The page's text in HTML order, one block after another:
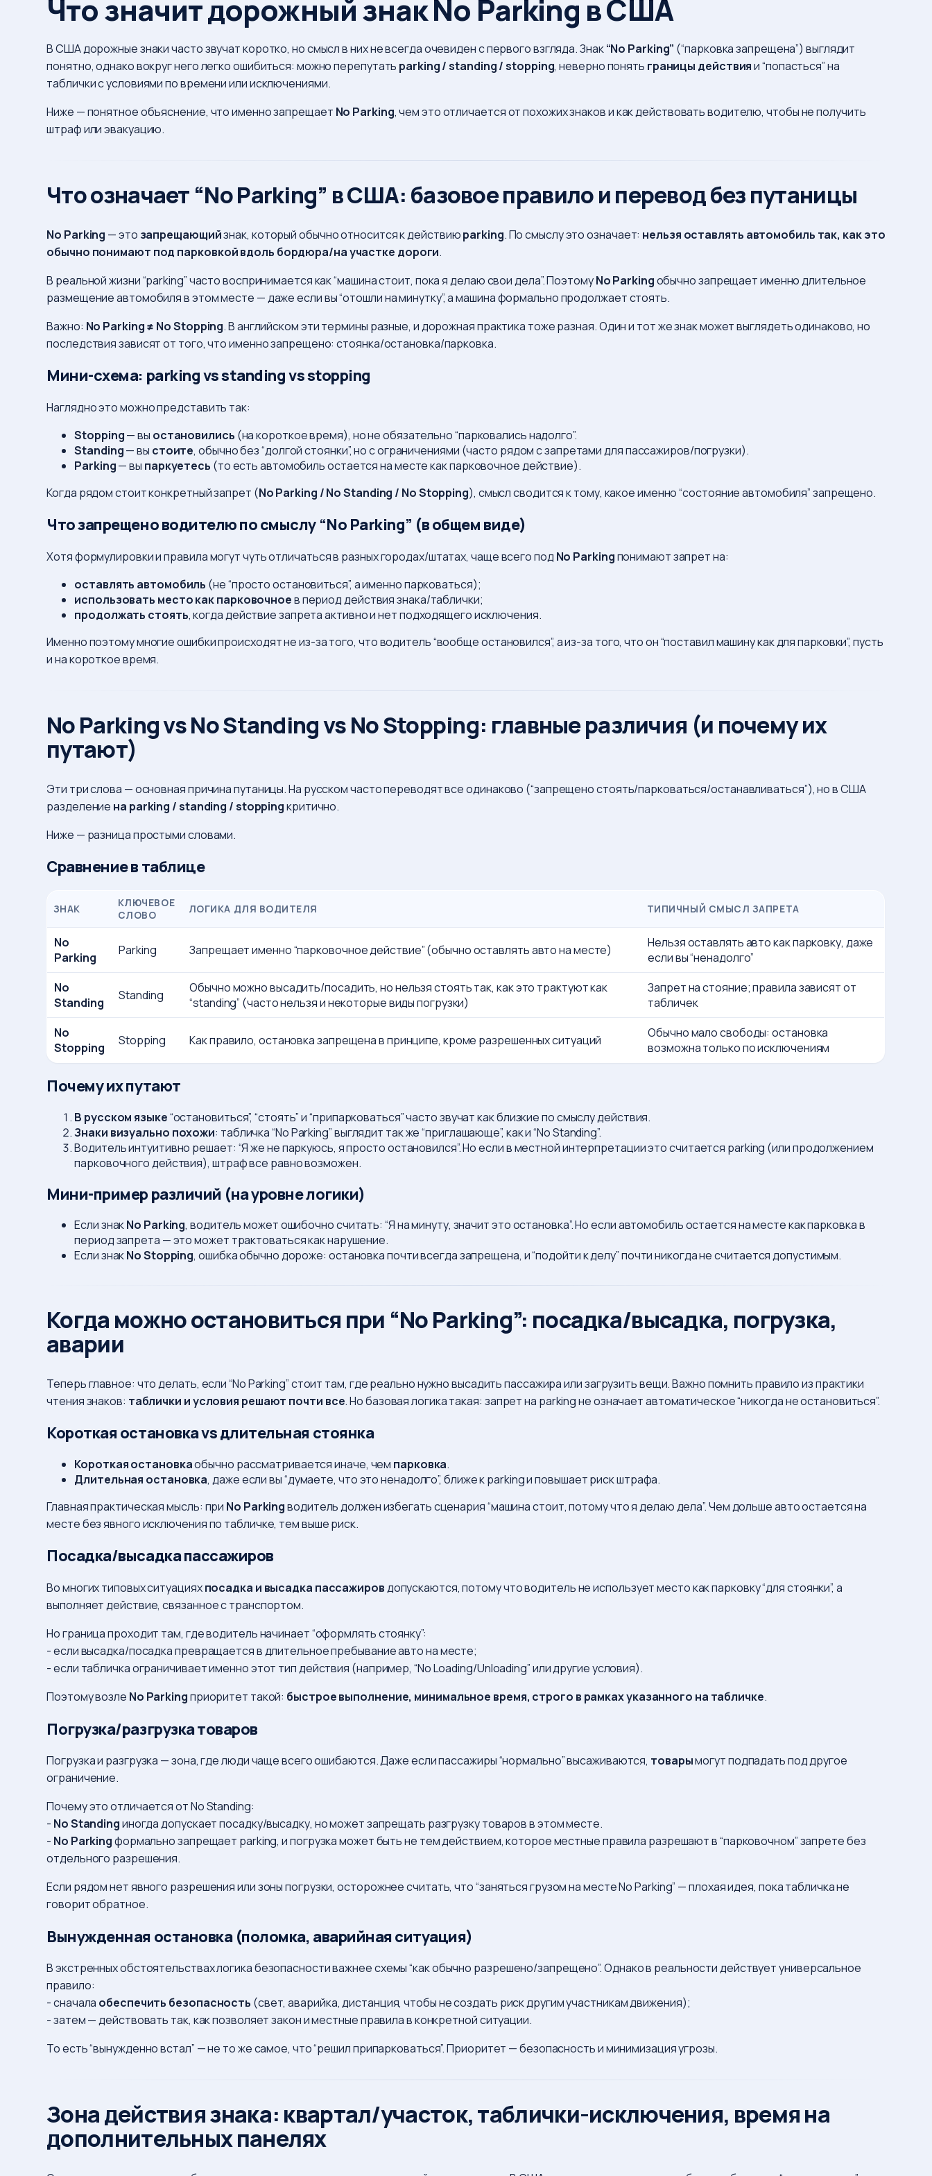
навигации
Что значит дорожный знак No Parking в США
В США дорожные знаки часто звучат коротко, но смысл в них не всегда очевиден с первого взгляда. Знак“No Parking” (“парковка запрещена”) выглядит
понятно, однако вокруг него легко ошибиться: можно перепутать parking / standing / stopping, неверно понять границы действияи “попасться” на
таблички с условиями по времени или исключениями.
Ниже — понятное объяснение, что именно запрещает No Parking, чем это отличается от похожих знаков и как действовать водителю, чтобы не получить
штраф или эвакуацию.
Что означает “No Parking” в США: базовое правило и перевод без путаницы
No Parking — это запрещающийзнак, который обычно относится к действиюparking. По смыслу это означает: нельзя оставлять автомобиль так, как это
обычно понимают под парковкой вдоль бордюра/на участке дороги.
В реальной жизни “parking” часто воспринимается как “машина стоит, пока я делаю свои дела”. ПоэтомуNo Parkingобычно запрещает именно длительное
размещение автомобиля в этом месте — даже если вы “отошли на минутку”, а машина формально продолжает стоять.
Важно: No Parking ≠ No Stopping. В английском эти термины разные, и дорожная практика тоже разная. Один и тот же знак может выглядеть одинаково, но
последствия зависят от того, что именно запрещено: стоянка/остановка/парковка.
Мини-схема: parking vs standing vs stopping
Наглядно это можно представить так:
Stopping— вы остановились (на короткое время), но не обязательно “парковались надолго”.
Standing— вы стоите, обычно без “долгой стоянки”, но с ограничениями (часто рядом с запретами для пассажиров/погрузки).
Parking— вы паркуетесь (то есть автомобиль остается на месте как парковочное действие).
Когда рядом стоит конкретный запрет (No Parking / No Standing / No Stopping), смысл сводится к тому, какое именно “состояние автомобиля” запрещено.
Что запрещено водителю по смыслу “No Parking” (в общем виде)
Хотя формулировки и правила могут чуть отличаться в разных городах/штатах, чаще всего под No Parkingпонимают запрет на:
оставлять автомобиль (не “просто остановиться”, а именно парковаться);
использовать место как парковочноев период действия знака/таблички;
продолжать стоять, когда действие запрета активно и нет подходящего исключения.
Именно поэтому многие ошибки происходят не из-за того, что водитель “вообще остановился”, а из-за того, что он “поставил машину как для парковки”, пусть
и на короткое время.
No Parking vs No Standing vs No Stopping: главные различия (и почему их
путают)
Эти три слова — основная причина путаницы. На русском часто переводят все одинаково (“запрещено стоять/парковаться/останавливаться”), но в США
разделение на parking / standing / stoppingкритично.
Ниже — разница простыми словами.
Сравнение в таблице
ЗНАК
КЛЮЧЕВОЕ
СЛОВО
ЛОГИКА ДЛЯ ВОДИТЕЛЯ ТИПИЧНЫЙ СМЫСЛ ЗАПРЕТА
No
Parking
Parking Запрещает именно “парковочное действие” (обычно оставлять авто на месте)
Нельзя оставлять авто как парковку, даже
если вы “ненадолго”
No
Standing
Standing
Обычно можно высадить/посадить, но нельзя стоять так, как это трактуют как
“standing” (часто нельзя и некоторые виды погрузки)
Запрет на стояние; правила зависят от
табличек
No
Stopping
Stopping Как правило, остановка запрещена в принципе, кроме разрешенных ситуаций
Обычно мало свободы: остановка
возможна только по исключениям
Почему их путают
В русском языке“остановиться”, “стоять” и “припарковаться” часто звучат как близкие по смыслу действия.
Знаки визуально похожи: табличка “No Parking” выглядит так же “приглашающе”, как и “No Standing”.
Водитель интуитивно решает: “Я же не паркуюсь, я просто остановился”. Но если в местной интерпретации это считается parking (или продолжением
парковочного действия), штраф все равно возможен.
Мини-пример различий (на уровне логики)
Если знакNo Parking, водитель может ошибочно считать: “Я на минуту, значит это остановка”. Но если автомобиль остается на месте как парковка в
период запрета — это может трактоваться как нарушение.
Если знакNo Stopping, ошибка обычно дороже: остановка почти всегда запрещена, и “подойти к делу” почти никогда не считается допустимым.
Когда можно остановиться при “No Parking”: посадка/высадка, погрузка,
аварии
Теперь главное: что делать, если “No Parking” стоит там, где реально нужно высадить пассажира или загрузить вещи. Важно помнить правило из практики
чтения знаков: таблички и условия решают почти все. Но базовая логика такая: запрет на parking не означает автоматическое “никогда не остановиться”.
Короткая остановка vs длительная стоянка
Короткая остановкаобычно рассматривается иначе, чем парковка.
Длительная остановка, даже если вы “думаете, что это ненадолго”, ближе к parking и повышает риск штрафа.
Главная практическая мысль: при No Parkingводитель должен избегать сценария “машина стоит, потому что я делаю дела”. Чем дольше авто остается на
месте без явного исключения по табличке, тем выше риск.
Посадка/высадка пассажиров
Во многих типовых ситуацияхпосадка и высадка пассажировдопускаются, потому что водитель не использует место как парковку “для стоянки”, а
выполняет действие, связанное с транспортом.
Но граница проходит там, где водитель начинает “оформлять стоянку”:
- если высадка/посадка превращается в длительное пребывание авто на месте;
- если табличка ограничивает именно этот тип действия (например, “No Loading/Unloading” или другие условия).
Поэтому возле No Parkingприоритет такой: быстрое выполнение, минимальное время, строго в рамках указанного на табличке.
Погрузка/разгрузка товаров
Погрузка и разгрузка — зона, где люди чаще всего ошибаются. Даже если пассажиры “нормально” высаживаются, товарымогут подпадать под другое
ограничение.
Почему это отличается от No Standing:
- No Standingиногда допускает посадку/высадку, но может запрещать разгрузку товаров в этом месте.
- No Parkingформально запрещает parking, и погрузка может быть не тем действием, которое местные правила разрешают в “парковочном” запрете без
отдельного разрешения.
Если рядом нет явного разрешения или зоны погрузки, осторожнее считать, что “заняться грузом на месте No Parking” — плохая идея, пока табличка не
говорит обратное.
Вынужденная остановка (поломка, аварийная ситуация)
В экстренных обстоятельствах логика безопасности важнее схемы “как обычно разрешено/запрещено”. Однако в реальности действует универсальное
правило:
- сначала обеспечить безопасность (свет, аварийка, дистанция, чтобы не создать риск другим участникам движения);
- затем — действовать так, как позволяет закон и местные правила в конкретной ситуации.
То есть “вынужденно встал” — не то же самое, что “решил припарковаться”. Приоритет — безопасность и минимизация угрозы.
Зона действия знака: квартал/участок, таблички-исключения, время на
дополнительных панелях